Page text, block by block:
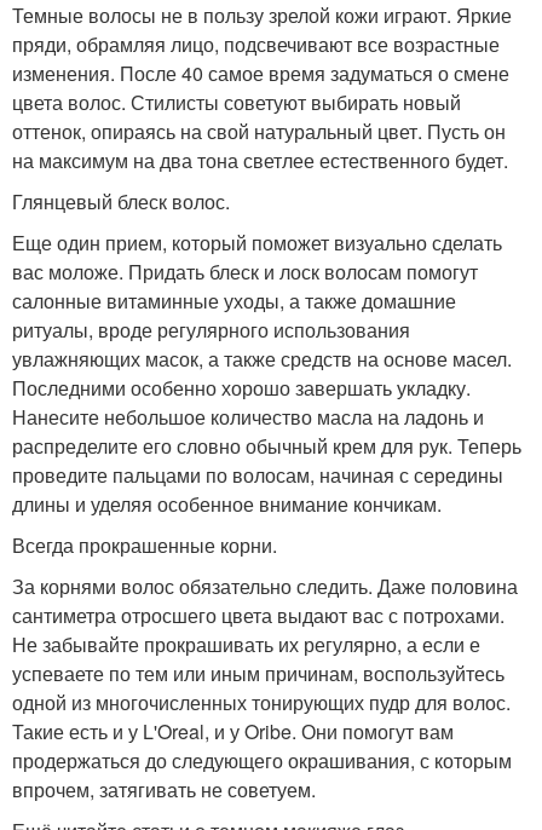
Темные волосы не в пользу зрелой кожи играют. Яркие
пряди, обрамляя лицо, подсвечивают все возрастные
изменения. После 40 самое время задуматься о смене
цвета волос. Стилисты советуют выбирать новый
оттенок, опираясь на свой натуральный цвет. Пусть он
на максимум на два тона светлее естественного будет.
Глянцевый блеск волос.
Еще один прием, который поможет визуально сделать
вас моложе. Придать блеск и лоск волосам помогут
салонные витаминные уходы, а также домашние
ритуалы, вроде регулярного использования
увлажняющих масок, а также средств на основе масел.
Последними особенно хорошо завершать укладку.
Нанесите небольшое количество масла на ладонь и
распределите его словно обычный крем для рук. Теперь
проведите пальцами по волосам, начиная с середины
длины и уделяя особенное внимание кончикам.
Всегда прокрашенные корни.
За корнями волос обязательно следить. Даже половина
сантиметра отросшего цвета выдают вас с потрохами.
Не забывайте прокрашивать их регулярно, а если е
успеваете по тем или иным причинам, воспользуйтесь
одной из многочисленных тонирующих пудр для волос.
Такие есть и у L'Oreal, и у Oribe. Они помогут вам
продержаться до следующего окрашивания, с которым
впрочем, затягивать не советуем.